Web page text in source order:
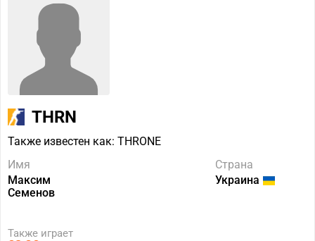
THRN
Также известен как: THRONE
Имя
Максим
Семенов
Страна
Украина
Также играет